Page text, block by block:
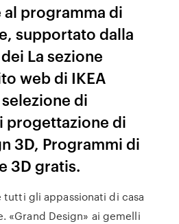
al programma di
supportato dalla
La sezione
web di IKEA
di
progettazione di
3D, Programmi di
3D gratis.
gli appassionati di casa
«Grand Design» ai gemelli